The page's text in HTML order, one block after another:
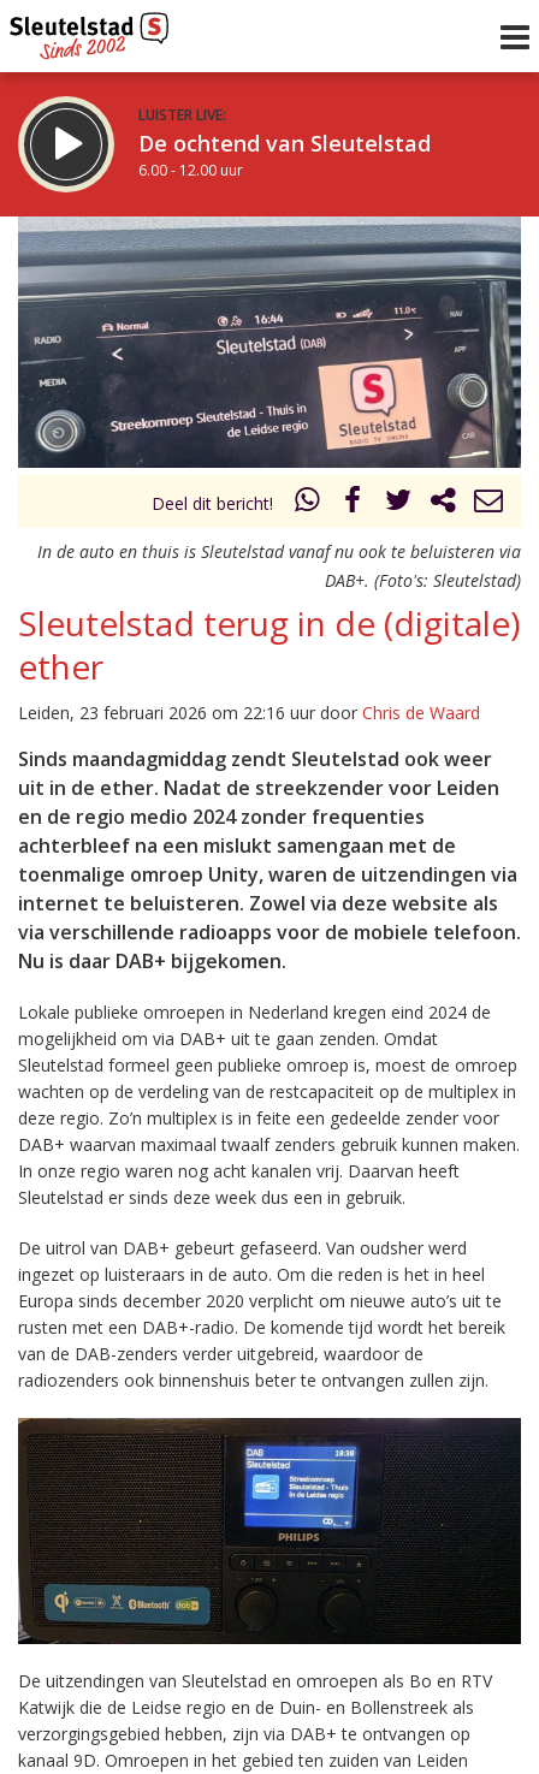
LUISTER LIVE:
De ochtend van Sleutelstad
6.00 - 12.00 uur
STRAKS:
De middag van Sleutelstad
12.00 - 18.00 uur
Vorig uur
uur 1 van 0 Volgend uur
Deel dit bericht!
In de auto en thuis is Sleutelstad vanaf nu ook te beluisteren via
DAB+. (Foto's: Sleutelstad)
Sleutelstad terug in de (digitale)
ether
Leiden, 23 februari 2026 om 22:16 uur door Chris de Waard
Sinds maandagmiddag zendt Sleutelstad ook weer
uit in de ether. Nadat de streekzender voor Leiden
en de regio medio 2024 zonder frequenties
achterbleef na een mislukt samengaan met de
toenmalige omroep Unity, waren de uitzendingen via
internet te beluisteren. Zowel via deze website als
via verschillende radioapps voor de mobiele telefoon.
Nu is daar DAB+ bijgekomen.
Lokale publieke omroepen in Nederland kregen eind 2024 de
mogelijkheid om via DAB+ uit te gaan zenden. Omdat
Sleutelstad formeel geen publieke omroep is, moest de omroep
wachten op de verdeling van de restcapaciteit op de multiplex in
deze regio. Zo’n multiplex is in feite een gedeelde zender voor
DAB+ waarvan maximaal twaalf zenders gebruik kunnen maken.
In onze regio waren nog acht kanalen vrij. Daarvan heeft
Sleutelstad er sinds deze week dus een in gebruik.
De uitrol van DAB+ gebeurt gefaseerd. Van oudsher werd
ingezet op luisteraars in de auto. Om die reden is het in heel
Europa sinds december 2020 verplicht om nieuwe auto’s uit te
rusten met een DAB+-radio. De komende tijd wordt het bereik
van de DAB-zenders verder uitgebreid, waardoor de
radiozenders ook binnenshuis beter te ontvangen zullen zijn.
De uitzendingen van Sleutelstad en omroepen als Bo en RTV
Katwijk die de Leidse regio en de Duin- en Bollenstreek als
verzorgingsgebied hebben, zijn via DAB+ te ontvangen op
kanaal 9D. Omroepen in het gebied ten zuiden van Leiden